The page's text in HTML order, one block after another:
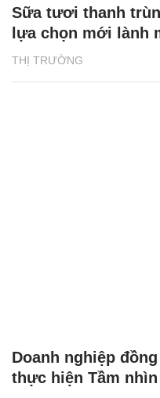
THỊ TRƯỜNG
Sữa tươi thanh
lựa chọn mới lành
Doanh nghiệp
thực hiện Tầm nhìn